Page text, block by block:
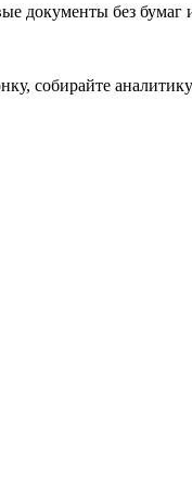
документы без бумаг
собирайте